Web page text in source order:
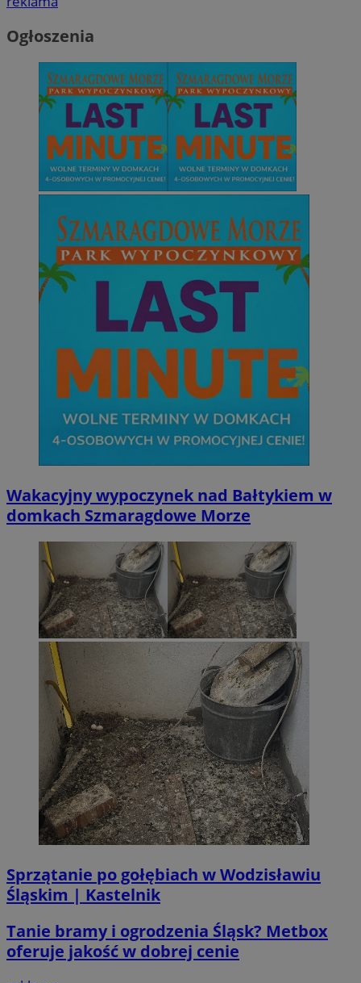
Ogłoszenia
Wakacyjny wypoczynek nad Bałtykiem w
domkach Szmaragdowe Morze
Sprzątanie po gołębiach w Wodzisławiu
Śląskim | Kastelnik
Tanie bramy i ogrodzenia Śląsk? Metbox
oferuje jakość w dobrej cenie